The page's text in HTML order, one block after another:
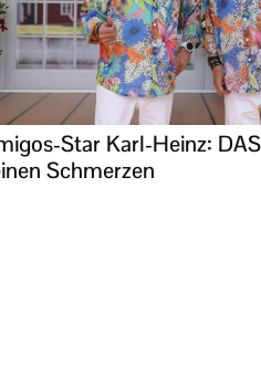
Star Karl-Heinz:
Schmerzen